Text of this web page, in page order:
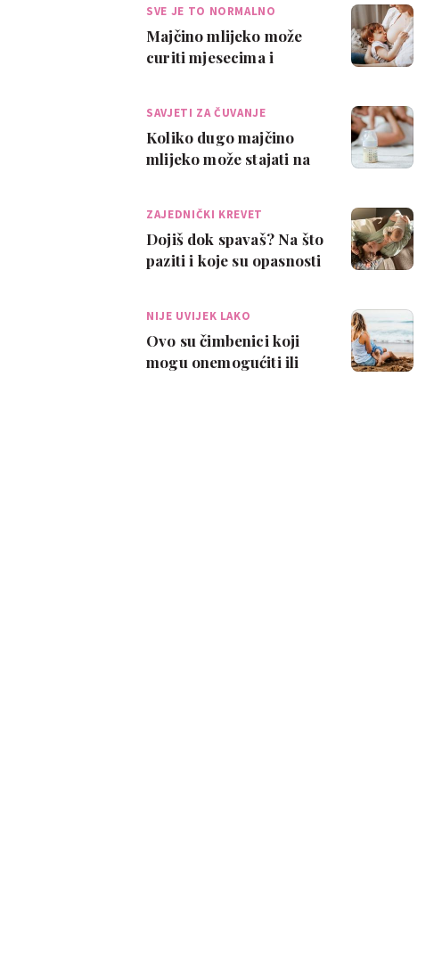
SVE JE TO NORMALNO
Majčino mlijeko može
curiti mjesecima i
SAVJETI ZA ČUVANJE
Koliko dugo majčino
mlijeko može stajati na
ZAJEDNIČKI KREVET
Dojiš dok spavaš? Na što
paziti i koje su opasnosti
NIJE UVIJEK LAKO
Ovo su čimbenici koji
mogu onemogućiti ili